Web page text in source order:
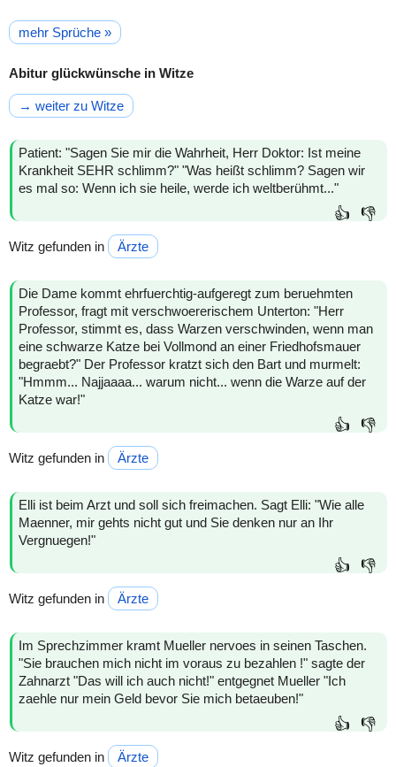
mehr Sprüche »
Abitur glückwünsche in Witze
→ weiter zu Witze
Patient: "Sagen Sie mir die Wahrheit, Herr Doktor: Ist meine
Krankheit SEHR schlimm?" "Was heißt schlimm? Sagen wir
es mal so: Wenn ich sie heile, werde ich weltberühmt..."
👍 👎
Witz gefunden in Ärzte
Die Dame kommt ehrfuerchtig-aufgeregt zum beruehmten
Professor, fragt mit verschwoererischem Unterton: "Herr
Professor, stimmt es, dass Warzen verschwinden, wenn man
eine schwarze Katze bei Vollmond an einer Friedhofsmauer
begraebt?" Der Professor kratzt sich den Bart und murmelt:
"Hmmm... Najjaaaa... warum nicht... wenn die Warze auf der
Katze war!"
👍 👎
Witz gefunden in Ärzte
Elli ist beim Arzt und soll sich freimachen. Sagt Elli: "Wie alle
Maenner, mir gehts nicht gut und Sie denken nur an Ihr
Vergnuegen!"
👍 👎
Witz gefunden in Ärzte
Im Sprechzimmer kramt Mueller nervoes in seinen Taschen.
"Sie brauchen mich nicht im voraus zu bezahlen !" sagte der
Zahnarzt "Das will ich auch nicht!" entgegnet Mueller "Ich
zaehle nur mein Geld bevor Sie mich betaeuben!"
👍 👎
Witz gefunden in Ärzte